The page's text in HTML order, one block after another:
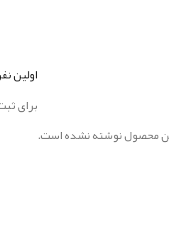
محصول نوشته نشده است.
اولین
برای